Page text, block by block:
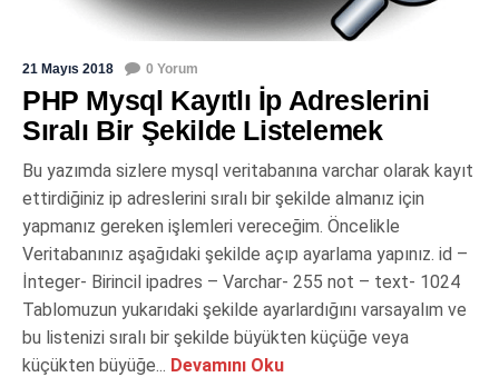
21 Mayıs 2018 0 Yorum
PHP Mysql Kayıtlı İp Adreslerini
Sıralı Bir Şekilde Listelemek
Bu yazımda sizlere mysql veritabanına varchar olarak kayıt
ettirdiğiniz ip adreslerini sıralı bir şekilde almanız için
yapmanız gereken işlemleri vereceğim. Öncelikle
Veritabanınız aşağıdaki şekilde açıp ayarlama yapınız. id –
İnteger- Birincil ipadres – Varchar- 255 not – text- 1024
Tablomuzun yukarıdaki şekilde ayarlardığını varsayalım ve
bu listenizi sıralı bir şekilde büyükten küçüğe veya
küçükten büyüğe... Devamını Oku